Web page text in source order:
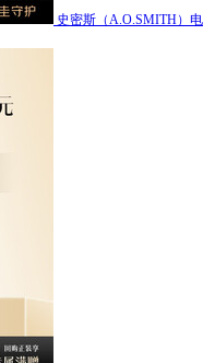
史密斯（A.O.SMITH）电